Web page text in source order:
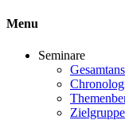
Menu
Seminare